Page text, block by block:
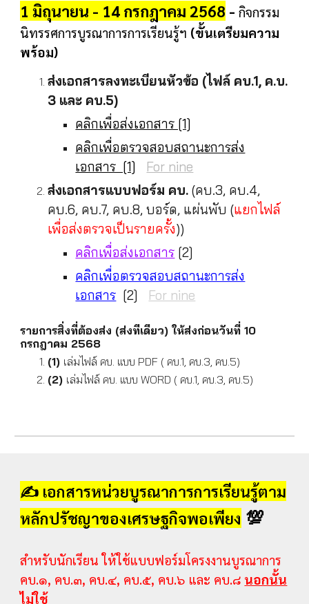
1 มิถุนายน - 14 กรกฎาคม 2568 -กิจกรรม
นิทรรศการบูรณาการการเรียนรู้ฯ (ขั้นเตรียมความ
พร้อม)
ส่งเอกสารลงทะเบียนหัวข้อ (ไฟล์ คบ.1, ค.บ.
3 และ คบ.5)
คลิกเพื่อส่งเอกสาร [1]
คลิกเพื่อตรวจสอบสถานะการส่ง
เอกสาร [1]
For nine
ส่งเอกสารแบบฟอร์ม คบ. (คบ.3, คบ.4,
คบ.6, คบ.7, คบ.8, บอร์ด, แผ่นพับ (แยกไฟล์
เพื่อส่งตรวจเป็นรายครั้ง))
คลิกเพื่อส่งเอกสาร [2]
คลิกเพื่อตรวจสอบสถานะการส่ง
เอกสาร [2] For nine
รายการสิ่งที่ต้องส่ง (ส่งทีเดียว) ให้ส่งก่อนวันที่ 10
กรกฎาคม 2568
(1) เล่มไฟล์ คบ. แบบ PDF ( คบ.1, คบ.3, คบ.5)
(2) เล่มไฟล์ คบ. แบบ WORD ( คบ.1, คบ.3, คบ.5)
✍️ เอกสารหน่วยบูรณาการการเรียนรู้ตาม
หลักปรัชญาของเศรษฐกิจพอเพียง 💯
สำหรับนักเรียน ให้ใช้แบบฟอร์มโครงงานบูรณาการ
คบ.๑, คบ.๓, คบ.๔, คบ.๕, คบ.๖ และ คบ.๘ นอกนั้น
ไม่ใช้